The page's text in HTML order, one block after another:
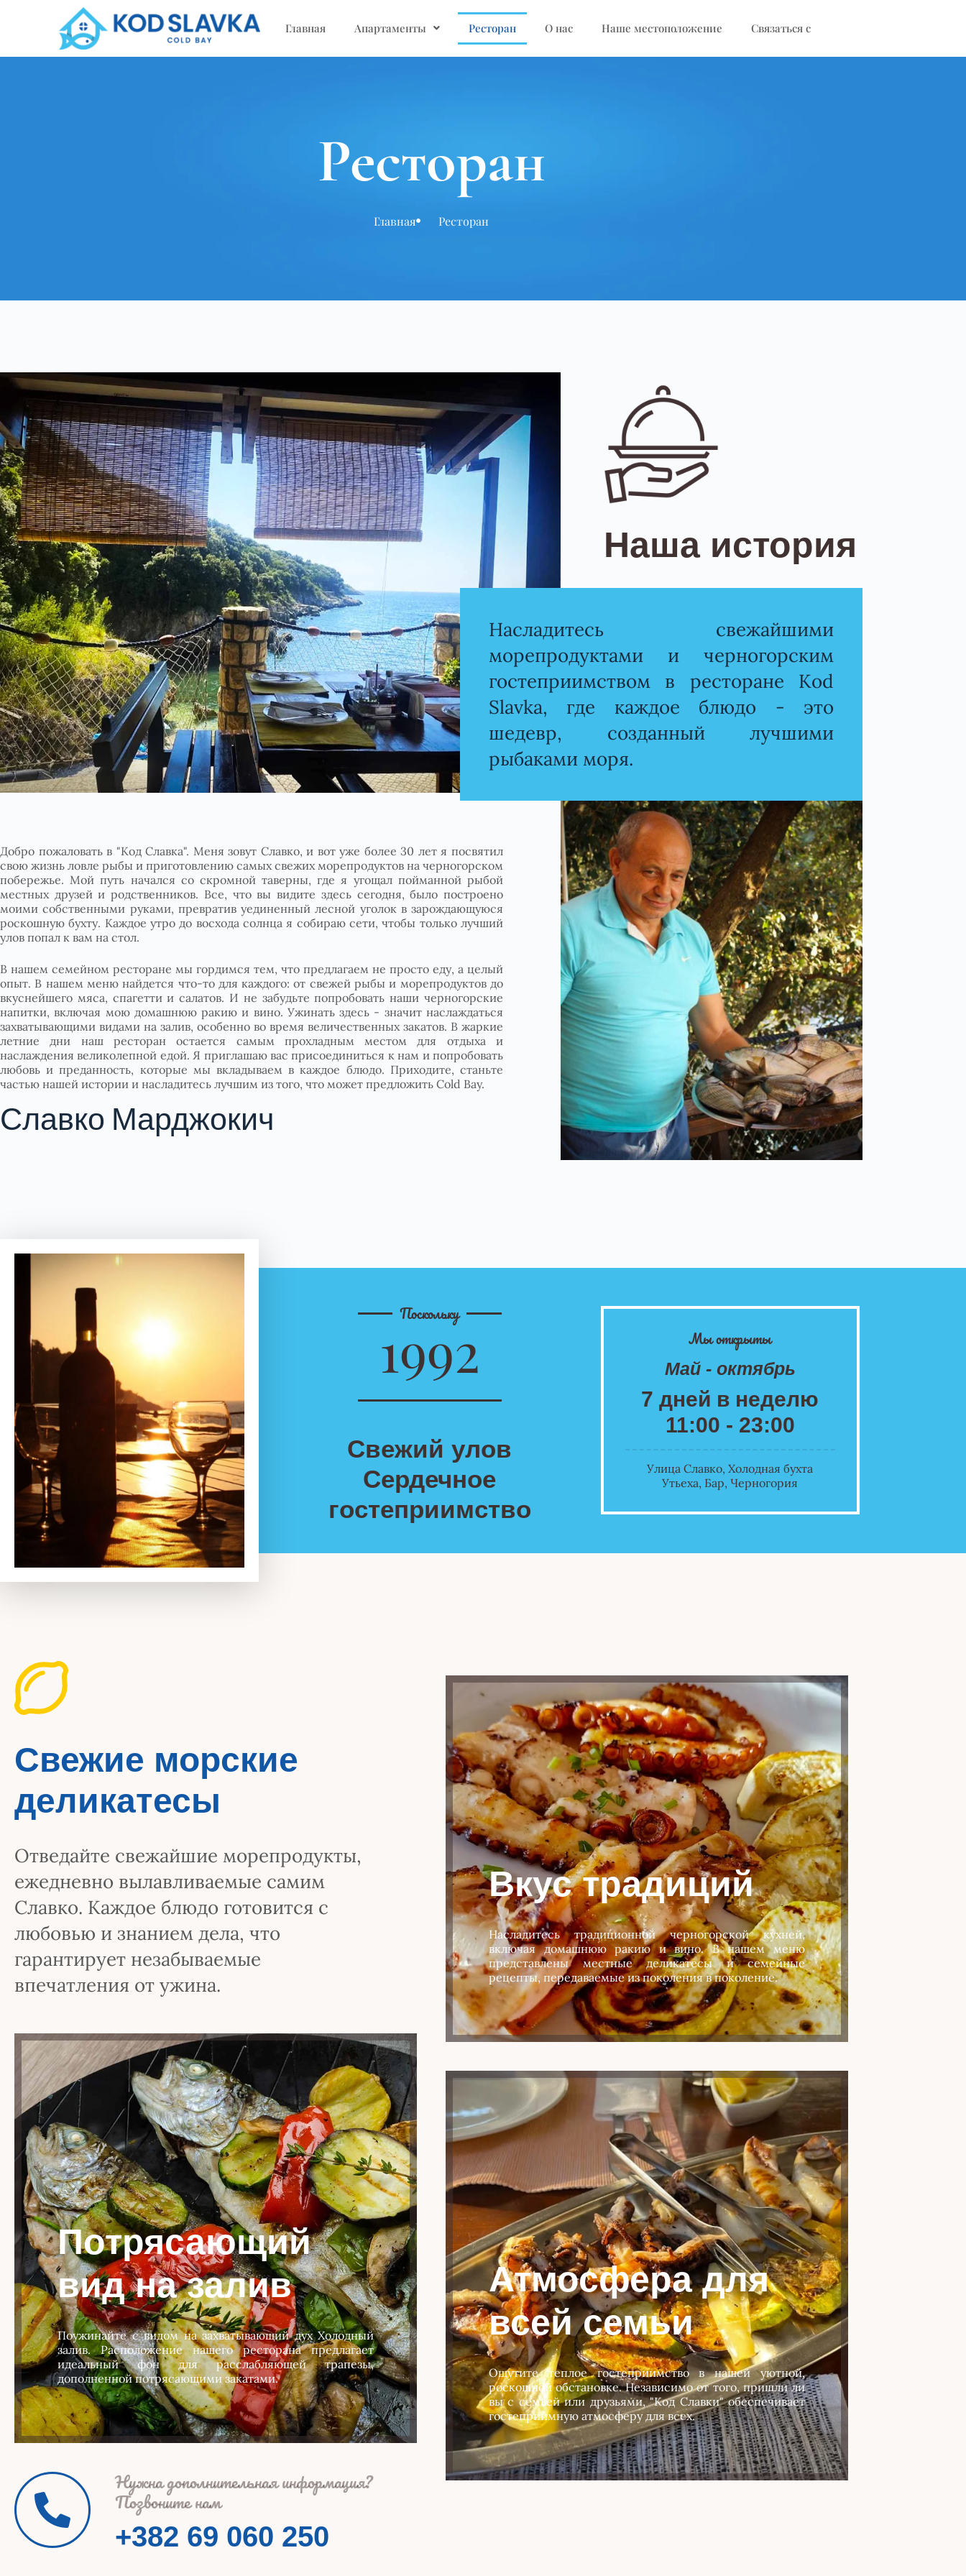
Главная Апартаменты Ресторан О нас Наше местоположение Связаться с
Ресторан
Главная Ресторан
Наша история
Насладитесь свежайшими
морепродуктами и черногорским
гостеприимством в ресторане Kod
Slavka, где каждое блюдо - это
шедевр, созданный лучшими
рыбаками моря.
Добро пожаловать в "Код Славка". Меня зовут Славко, и вот уже более 30 лет я посвятил
свою жизнь ловле рыбы и приготовлению самых свежих морепродуктов на черногорском
побережье. Мой путь начался со скромной таверны, где я угощал пойманной рыбой
местных друзей и родственников. Все, что вы видите здесь сегодня, было построено
моими собственными руками, превратив уединенный лесной уголок в зарождающуюся
роскошную бухту. Каждое утро до восхода солнца я собираю сети, чтобы только лучший
улов попал к вам на стол.
В нашем семейном ресторане мы гордимся тем, что предлагаем не просто еду, а целый
опыт. В нашем меню найдется что-то для каждого: от свежей рыбы и морепродуктов до
вкуснейшего мяса, спагетти и салатов. И не забудьте попробовать наши черногорские
напитки, включая мою домашнюю ракию и вино. Ужинать здесь - значит наслаждаться
захватывающими видами на залив, особенно во время величественных закатов. В жаркие
летние дни наш ресторан остается самым прохладным местом для отдыха и
наслаждения великолепной едой. Я приглашаю вас присоединиться к нам и попробовать
любовь и преданность, которые мы вкладываем в каждое блюдо. Приходите, станьте
частью нашей истории и насладитесь лучшим из того, что может предложить Cold Bay.
Славко Марджокич
Поскольку
1992
Свежий улов
Сердечное
гостеприимство
Мы открыты
Май - октябрь
7 дней в неделю
11:00 - 23:00
Улица Славко, Холодная бухта
Утьеха, Бар, Черногория
Свежие морские
деликатесы
Отведайте свежайшие морепродукты,
ежедневно вылавливаемые самим
Славко. Каждое блюдо готовится с
любовью и знанием дела, что
гарантирует незабываемые
впечатления от ужина.
Потрясающий
вид на залив
Поужинайте с видом на захватывающий дух Холодный
залив. Расположение нашего ресторана предлагает
идеальный фон для расслабляющей трапезы,
дополненной потрясающими закатами.
Нужна дополнительная информация?
Позвоните нам
+382 69 060 250
Вкус традиций
Насладитесь традиционной черногорской кухней,
включая домашнюю ракию и вино. В нашем меню
представлены местные деликатесы и семейные
рецепты, передаваемые из поколения в поколение.
Атмосфера для
всей семьи
Ощутите теплое гостеприимство в нашей уютной,
роскошной обстановке. Независимо от того, пришли ли
вы с семьей или друзьями, "Код Славки" обеспечивает
гостеприимную атмосферу для всех.